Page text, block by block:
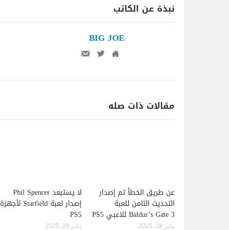
نبذة عن الكاتب
BIG JOE
مقالات ذات صله
عن طريق الخطأ تم إصدار
التحديث الثامن للعبة
Baldur’s Gate 3 للاعبي PS5
يناير 28, 2025
لا يستبعد Phil Spencer
إصدار لعبة Starfield لأجهزة
PS5
يناير 28, 2025